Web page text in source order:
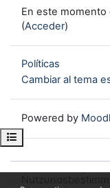
Open course index
En este momento
(Acceder)
Políticas
Cambiar al tema
Powered by